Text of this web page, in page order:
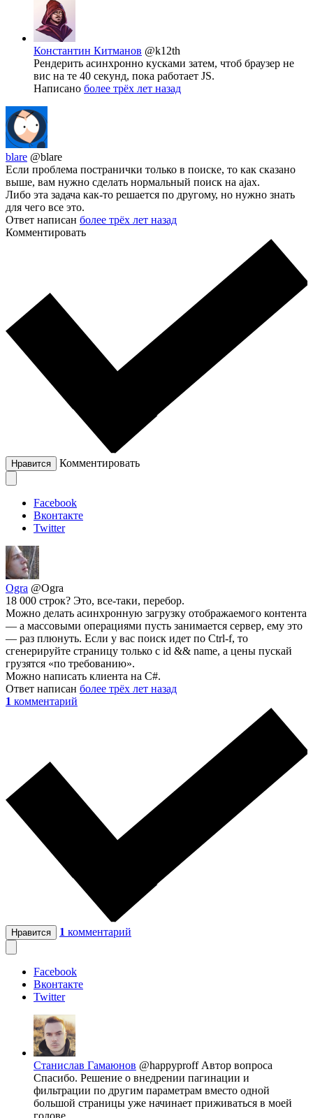
Константин Китманов @k12th
Рендерить асинхронно кусками затем, чтоб браузер не
вис на те 40 секунд, пока работает JS.
Написано более трёх лет назад
blare @blare
Если проблема постранички только в поиске, то как сказано
выше, вам нужно сделать нормальный поиск на ajax.
Либо эта задача как-то решается по другому, но нужно знать
для чего все это.
Ответ написан более трёх лет назад
Комментировать
Нравится Комментировать
Facebook
Вконтакте
Twitter
Ogra @Ogra
18 000 строк? Это, все-таки, перебор.
Можно делать асинхронную загрузку отображаемого контента
— а массовыми операциями пусть занимается сервер, ему это
— раз плюнуть. Если у вас поиск идет по Ctrl-f, то
сгенерируйте страницу только с id && name, а цены пускай
грузятся «по требованию».
Можно написать клиента на C#.
Ответ написан более трёх лет назад
1 комментарий
Нравится 1 комментарий
Facebook
Вконтакте
Twitter
Станислав Гамаюнов @happyproff Автор вопроса
Спасибо. Решение о внедрении пагинации и
фильтрации по другим параметрам вместо одной
большой страницы уже начинает приживаться в моей
голове.